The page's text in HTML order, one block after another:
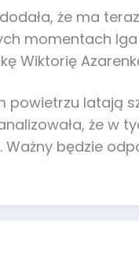
że ma
momentach
Wiktorię
powietrzu latają
że w
Ważny będzie